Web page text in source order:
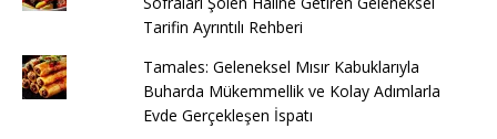
Tarifin Ayrıntılı Rehberi
Tamales: Geleneksel Mısır Kabuklarıyla
Buharda Mükemmellik ve Kolay Adımlarla
Evde Gerçekleşen İspatı